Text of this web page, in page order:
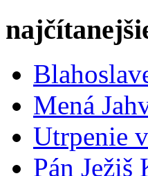
Mená
Utrpenie
Pán Ježiš